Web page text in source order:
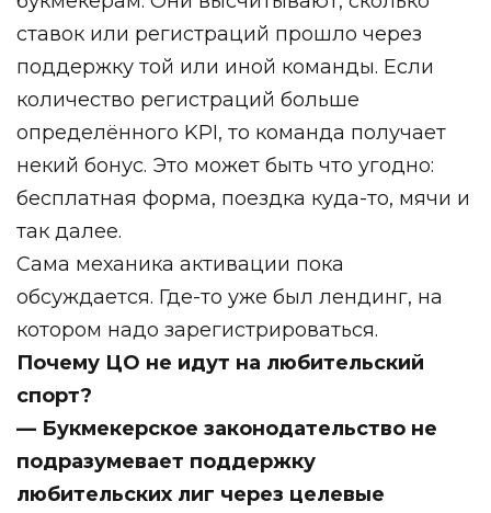
ставок или регистраций прошло через
поддержку той или иной команды. Если
количество регистраций больше
определённого KPI, то команда получает
некий бонус. Это может быть что угодно:
бесплатная форма, поездка куда-то, мячи и
так далее.
Сама механика активации пока
обсуждается. Где-то уже был лендинг, на
котором надо зарегистрироваться.
Почему ЦО не идут на любительский
спорт?
— Букмекерское законодательство не
подразумевает поддержку
любительских лиг через целевые